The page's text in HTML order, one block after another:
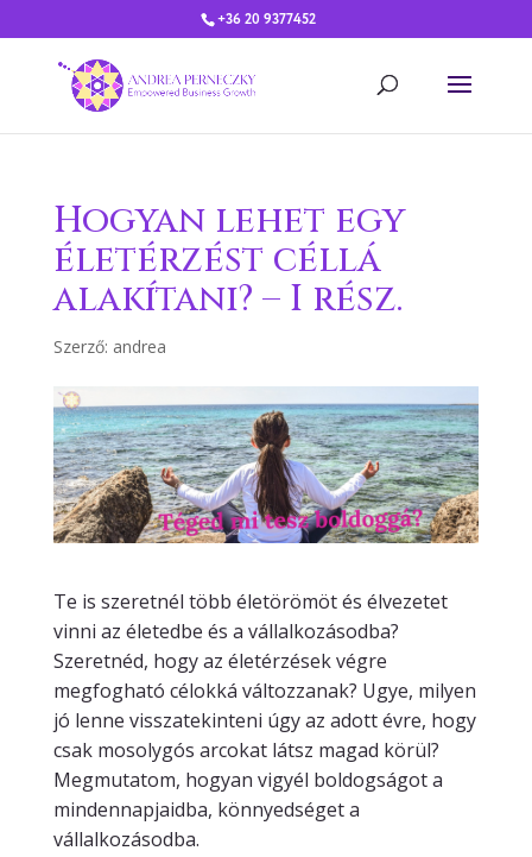
+36 20 9377452
Hogyan lehet egy
életérzést céllá
alakítani? – I rész.
Szerző: andrea
Te is szeretnél több életörömöt és élvezetet
vinni az életedbe és a vállalkozásodba?
Szeretnéd, hogy az életérzések végre
megfogható célokká változzanak? Ugye, milyen
jó lenne visszatekinteni úgy az adott évre, hogy
csak mosolygós arcokat látsz magad körül?
Megmutatom, hogyan vigyél boldogságot a
mindennapjaidba, könnyedséget a
vállalkozásodba.